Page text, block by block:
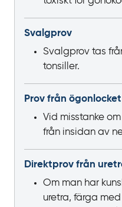
Svalgprov
Svalgprov tas
tonsiller.
Prov från ögonlocket
Vid misstanke
från insidan av
Direktprov från
Om man har
uretra, färga